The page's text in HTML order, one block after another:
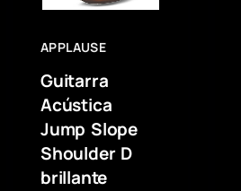
APPLAUSE
Guitarra
Acústica
Jump Slope
Shoulder D
brillante